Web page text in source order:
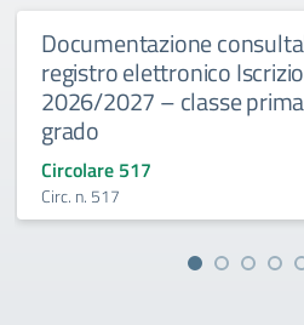
Documentazione
registro elettronico
2026/2027 – classe
grado
Circolare 517
Circ. n. 517